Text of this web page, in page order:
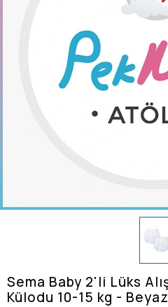
Sema Baby 2'li Lüks
Külodu 10-15 kg - Beyaz